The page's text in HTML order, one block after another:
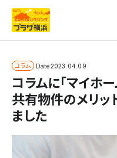
コラム Date2023.04.09
コラムに「マイ
共有物件のメリッ
ました
ホーム
はじめてガイド
モデルハウス一覧